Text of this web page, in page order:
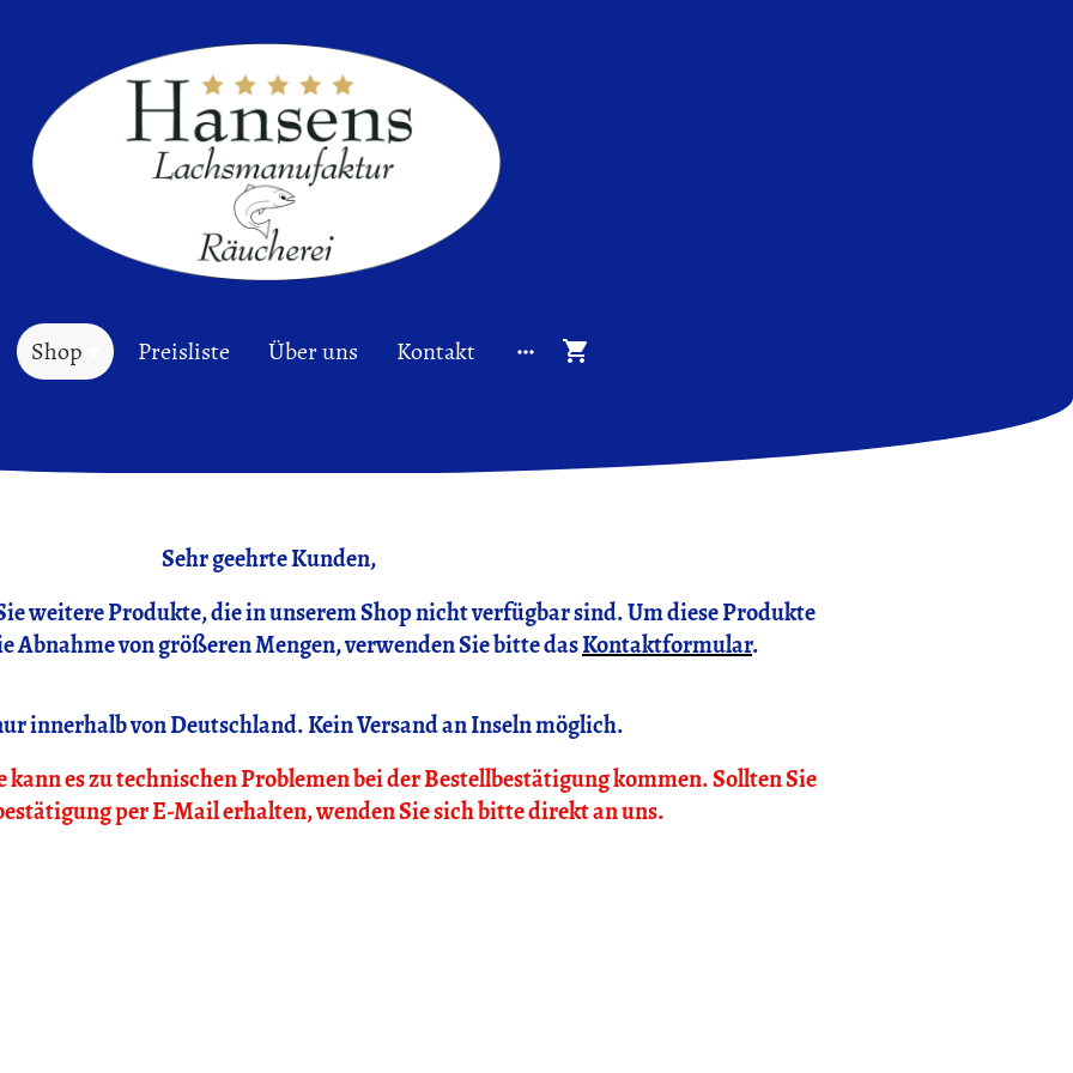
Shop Preisliste Über uns Kontakt
Sehr geehrte Kunden,
weitere Produkte, die in unserem Shop nicht verfügbar sind. Um diese Produkte
Abnahme von größeren Mengen, verwenden Sie bitte dasKontaktformular.
innerhalb von Deutschland. Kein Versand an Inseln möglich.
es zu technischen Problemen bei der Bestellbestätigung kommen. Sollten Sie
per E-Mail erhalten, wenden Sie sich bitte direkt an uns.